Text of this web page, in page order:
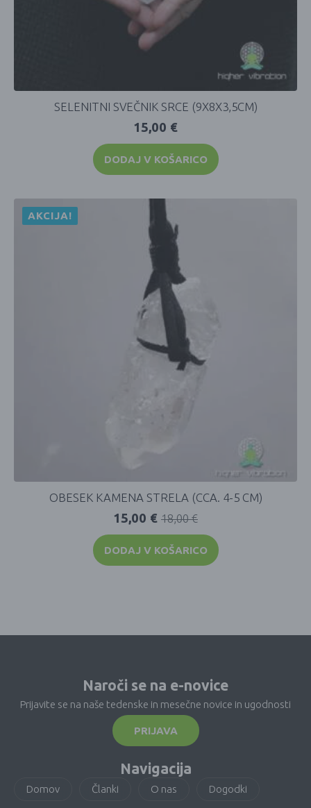
SELENITNI SVEČNIK SRCE (9X8X3,5CM)
15,00 €
DODAJ V KOŠARICO
AKCIJA!
OBESEK KAMENA STRELA (CCA. 4-5 CM)
18,00€
15,00 €
DODAJ V KOŠARICO
Naroči se na e-novice
Prijavite se na naše tedenske in mesečne novice in ugodnosti
PRIJAVA
Navigacija
Domov Članki O nas Dogodki